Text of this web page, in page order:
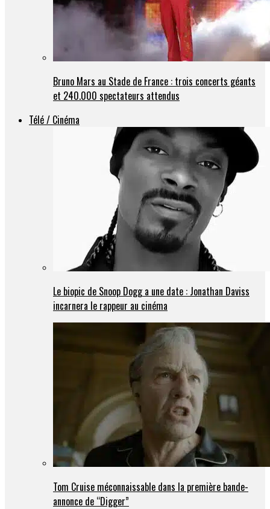
Bruno Mars au Stade de France : trois concerts géants
et 240.000 spectateurs attendus
Télé / Cinéma
Le biopic de Snoop Dogg a une date : Jonathan Daviss
incarnera le rappeur au cinéma
Tom Cruise méconnaissable dans la première bande-
annonce de “Digger”